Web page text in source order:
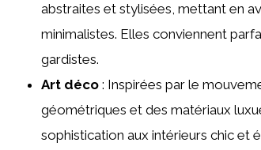
abstraites et stylisées, mettant en
minimalistes. Elles conviennent
gardistes.
Art déco : Inspirées par le
géométriques et des matériaux
sophistication aux intérieurs chic et